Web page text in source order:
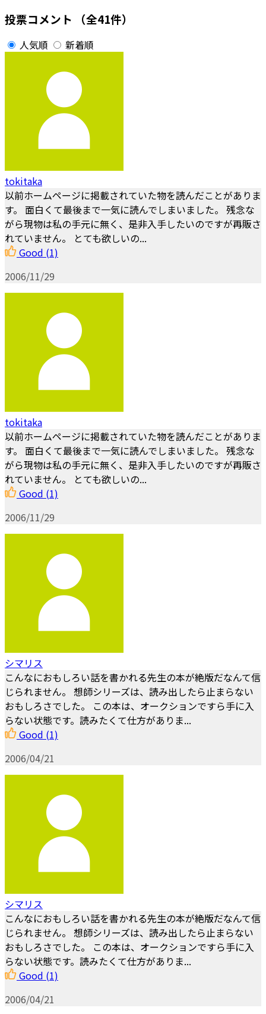
投票コメント （全41件）
人気順 新着順
tokitaka
以前ホームページに掲載されていた物を読んだことがありま
す。 面白くて最後まで一気に読んでしまいました。 残念な
がら現物は私の手元に無く、是非入手したいのですが再販さ
れていません。 とても欲しいの...
Good (1)
2006/11/29
tokitaka
以前ホームページに掲載されていた物を読んだことがありま
す。 面白くて最後まで一気に読んでしまいました。 残念な
がら現物は私の手元に無く、是非入手したいのですが再販さ
れていません。 とても欲しいの...
Good (1)
2006/11/29
シマリス
こんなにおもしろい話を書かれる先生の本が絶版だなんて信
じられません。 想師シリーズは、読み出したら止まらない
おもしろさでした。 この本は、オークションですら手に入
らない状態です。読みたくて仕方がありま...
Good (1)
2006/04/21
シマリス
こんなにおもしろい話を書かれる先生の本が絶版だなんて信
じられません。 想師シリーズは、読み出したら止まらない
おもしろさでした。 この本は、オークションですら手に入
らない状態です。読みたくて仕方がありま...
Good (1)
2006/04/21